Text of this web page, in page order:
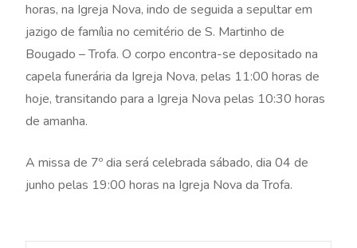
horas, na Igreja Nova, indo de seguida a sepultar em
jazigo de família no cemitério de S. Martinho de
Bougado – Trofa. O corpo encontra-se depositado na
capela funerária da Igreja Nova, pelas 11:00 horas de
hoje, transitando para a Igreja Nova pelas 10:30 horas
de amanha.
A missa de 7º dia será celebrada sábado, dia 04 de
junho pelas 19:00 horas na Igreja Nova da Trofa.